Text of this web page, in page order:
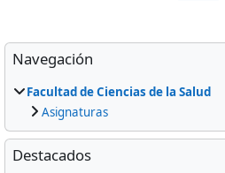
Bloques
Omitir Navegación
Navegación
Facultad de Ciencias de la Salud
Asignaturas
Omitir Destacados
Destacados